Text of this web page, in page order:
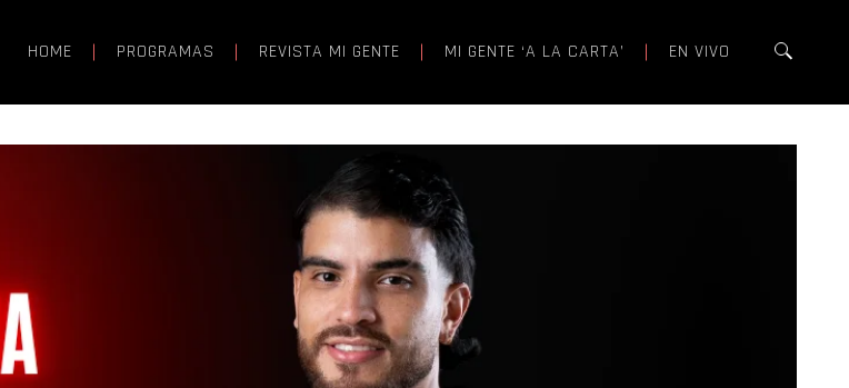
HOME PROGRAMAS REVISTA MI GENTE MI GENTE ‘A LA CARTA’ EN VIVO